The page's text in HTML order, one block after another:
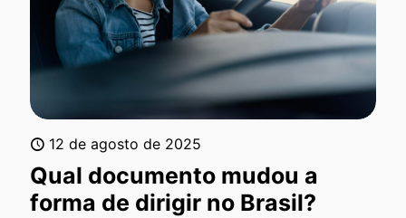
12 de agosto de 2025
Qual documento mudou a
forma de dirigir no Brasil?